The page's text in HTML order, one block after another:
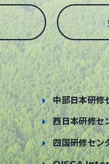
中部日本研修
西日本研修セ
四国研修セン